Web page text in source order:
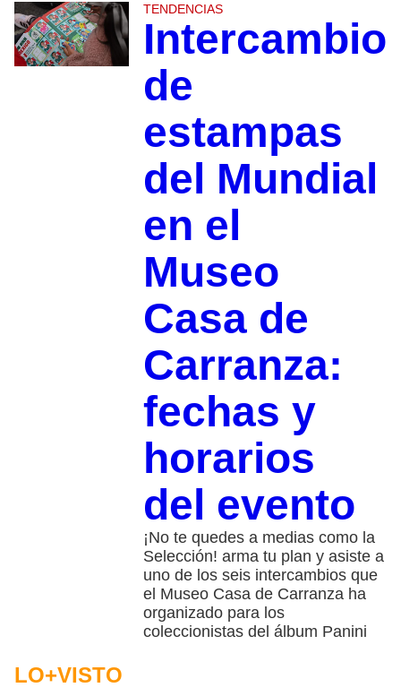
TENDENCIAS
Intercambio
de
estampas
del Mundial
en el
Museo
Casa de
Carranza:
fechas y
horarios
del evento
¡No te quedes a medias como la
Selección! arma tu plan y asiste a
uno de los seis intercambios que
el Museo Casa de Carranza ha
organizado para los
coleccionistas del álbum Panini
LO+VISTO